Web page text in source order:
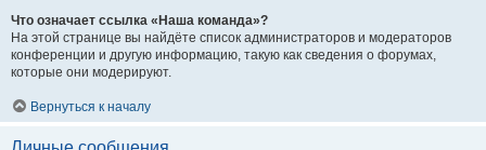
Что означает ссылка «Наша команда»?
На этой странице вы найдёте список администраторов и модераторов
конференции и другую информацию, такую как сведения о форумах,
которые они модерируют.
Вернуться к началу